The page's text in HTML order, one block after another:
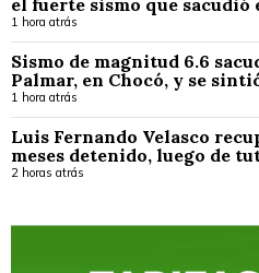
1 hora atrás
Sismo de magnitud 6.6
Palmar, en Chocó, y se
1 hora atrás
Luis Fernando Velasco
meses detenido, luego de
2 horas atrás